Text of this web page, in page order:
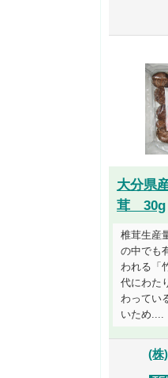
大分県
茸 30g
椎茸生産
の中でも
われる「
代にわた
わってい
いため....
(株